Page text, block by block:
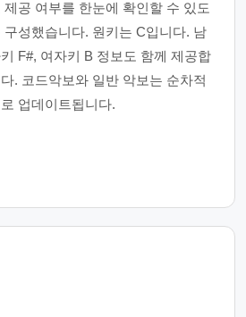
제공 여부를 한눈에 확인할 수 있도
구성했습니다. 원키는 C입니다. 남
F#, 여자키 B 정보도 함께 제공합
. 코드악보와 일반 악보는 순차적
업데이트됩니다.